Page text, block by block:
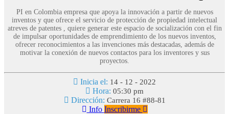
PI en Colombia empresa que apoya la innovación a partir de nuevos
inventos y que ofrece el servicio de protección de propiedad intelectual
atreves de patentes , quiere generar este espacio de socialización con el fin
de impulsar oportunidades de emprendimiento de los nuevos inventos,
ofrecer reconocimientos a las invenciones más destacadas, además de
motivar la conexión de nuevos contactos para los inventores y sus
proyectos.
Inicia el: 14 - 12 - 2022
Hora: 05:30 pm
Dirección: Carrera 16 #88-81
Info Inscribirme